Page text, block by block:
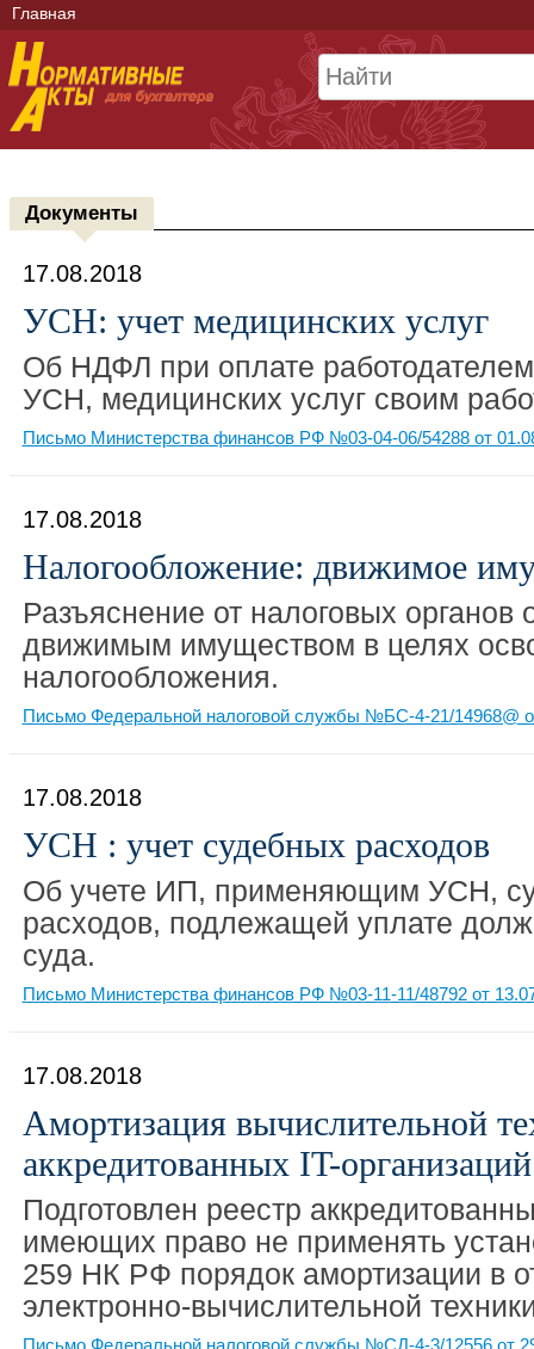
Главная
Документы
17.08.2018
УСН: учет медицинских услуг
Об НДФЛ при оплате
УСН, медицинских услуг своим
Письмо Министерства финансов РФ №03-04-06/54288 от
17.08.2018
Налогообложение: движимое
Разъяснение от налоговых органов
движимым имуществом в целях
налогообложения.
Письмо Федеральной налоговой службы №БС-4-21/14968@
17.08.2018
УСН : учет судебных расходов
Об учете ИП, применяющим УСН,
расходов, подлежащей уплате
суда.
Письмо Министерства финансов РФ №03-11-11/48792 от
17.08.2018
Амортизация вычислительной
аккредитованных IT-организаций
Подготовлен реестр
имеющих право не применять
259 НК РФ порядок амортизации в
электронно-вычислительной
Письмо Федеральной налоговой службы №СД-4-3/12556 от